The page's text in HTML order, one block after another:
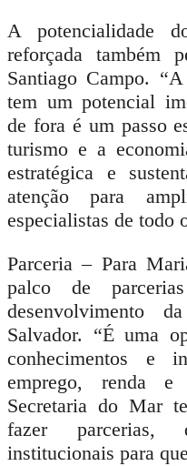
A potencialidade
reforçada também
Santiago Campo.
tem um potencial
de fora é um passo
turismo e a
estratégica e
atenção para
especialistas de todo
Parceria– Para
palco de
desenvolvimento
Salvador. “É uma
conhecimentos e
emprego, renda
Secretaria do Mar
fazer parcerias,
institucionais para